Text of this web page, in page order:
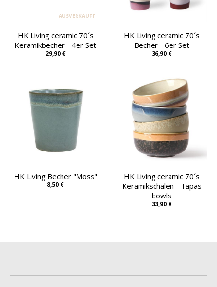
AUSVERKAUFT
HK Living ceramic 70´s
Keramikbecher - 4er Set
29,90 €
HK Living ceramic 70´s
Becher - 6er Set
36,90 €
HK Living Becher "Moss"
8,50 €
HK Living ceramic 70´s
Keramikschalen - Tapas
bowls
33,90 €